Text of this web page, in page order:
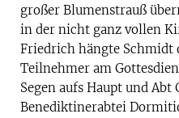
großer Blumenstrauß
in der nicht ganz vollen
Friedrich hängte Schmidt
Teilnehmer am
Segen aufs Haupt und
Benediktinerabtei